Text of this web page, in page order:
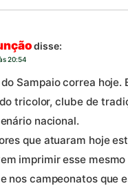
disse:
20:54
Sampaio correa hoje.
tricolor, clube de
nacional.
que atuaram hoje
imprimir esse
nos campeonatos que